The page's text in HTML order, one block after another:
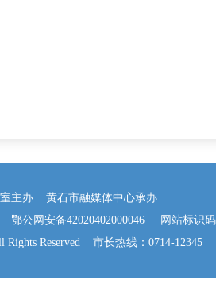
主办 黄石市融媒体中心承办
鄂公网安备42020402000046 网站标识码
Rights Reserved 市长热线：0714-12345